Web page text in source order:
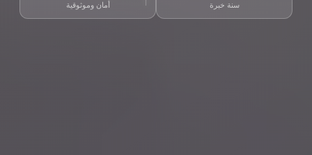
سنة خبرة أمان وموثوقية